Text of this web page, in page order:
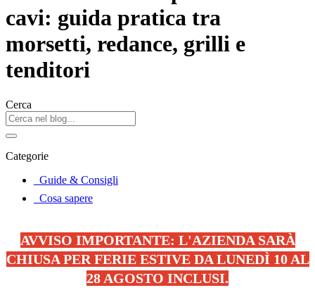
cavi: guida pratica tra
morsetti, redance, grilli e
tenditori
Cerca
Categorie
Guide & Consigli
Cosa sapere
AVVISO IMPORTANTE: L'AZIENDA SARÀ
CHIUSA PER FERIE ESTIVE DA LUNEDÌ 10 AL
28 AGOSTO INCLUSI.